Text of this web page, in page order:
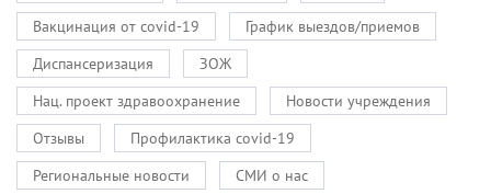
Вакцинация от covid-19
График выездов/приемов
Диспансеризация
ЗОЖ
Нац. проект здравоохранение
Новости учреждения
Отзывы
Профилактика covid-19
Региональные новости
СМИ о нас